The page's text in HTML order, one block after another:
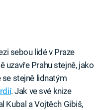
sebou lidé v Praze
uzavře Prahu stejně, jako
stejně lidnatým
. Jak ve své knize
Kubal a Vojtěch Gibiš,